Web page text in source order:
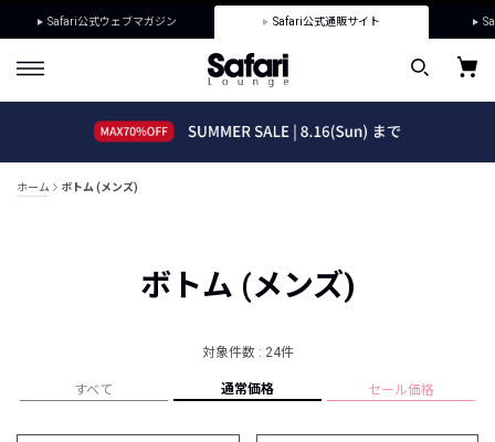
Safari公式ウェブマガジン Safari公式通販サイト
ホーム ボトム (メンズ)
ボトム (メンズ)
対象件数 : 24件
すべて 通常価格 セール価格